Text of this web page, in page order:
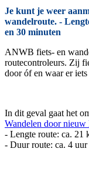
Je kunt je weer
wandelroute. -
en 30 minuten
ANWB fiets- en
routecontroleurs. Zij
door óf en waar er
In dit geval gaat het
Wandelen door nieuw
- Lengte route: ca. 21
- Duur route: ca. 4